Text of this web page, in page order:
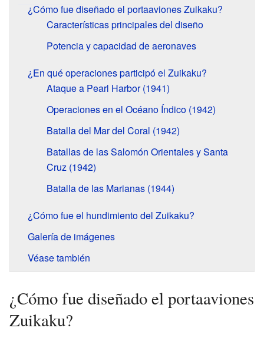
¿Cómo fue diseñado el portaaviones Zuikaku?
Características principales del diseño
Potencia y capacidad de aeronaves
¿En qué operaciones participó el Zuikaku?
Ataque a Pearl Harbor (1941)
Operaciones en el Océano Índico (1942)
Batalla del Mar del Coral (1942)
Batallas de las Salomón Orientales y Santa
Cruz (1942)
Batalla de las Marianas (1944)
¿Cómo fue el hundimiento del Zuikaku?
Galería de imágenes
Véase también
¿Cómo fue diseñado el portaaviones
Zuikaku?